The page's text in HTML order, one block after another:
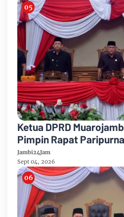
Ketua DPRD
Pimpin Rapat
Rancangan Perubahan
Anggaran 2026
Jambi24Jam
Sept 04, 2026